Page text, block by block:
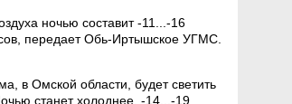
ночью составит -11...-16
передает Обь-Иртышское УГМС.
в Омской области, будет светить
станет холоднее, -14...-19